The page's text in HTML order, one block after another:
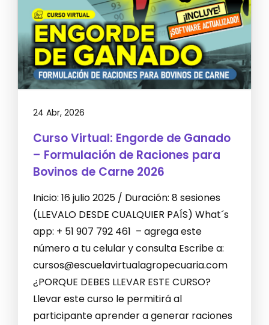
24 Abr, 2026
Curso Virtual: Engorde de Ganado
– Formulación de Raciones para
Bovinos de Carne 2026
Inicio: 16 julio 2025 / Duración: 8 sesiones
(LLEVALO DESDE CUALQUIER PAÍS) What´s
app: + 51 907 792 461 – agrega este
número a tu celular y consulta Escribe a:
cursos@escuelavirtualagropecuaria.com
¿PORQUE DEBES LLEVAR ESTE CURSO?
Llevar este curso le permitirá al
participante aprender a generar raciones